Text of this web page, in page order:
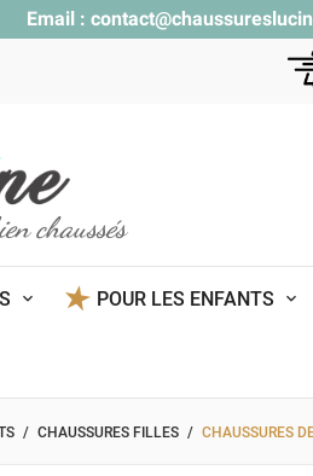
Email :
chaussés
POUR LES ENFANTS
CHAUSSURES FILLES CHAUSSURES